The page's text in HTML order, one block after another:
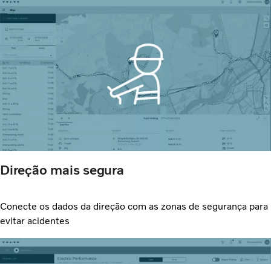
Direção mais segura
Conecte os dados da direção com as zonas de segurança para
evitar acidentes